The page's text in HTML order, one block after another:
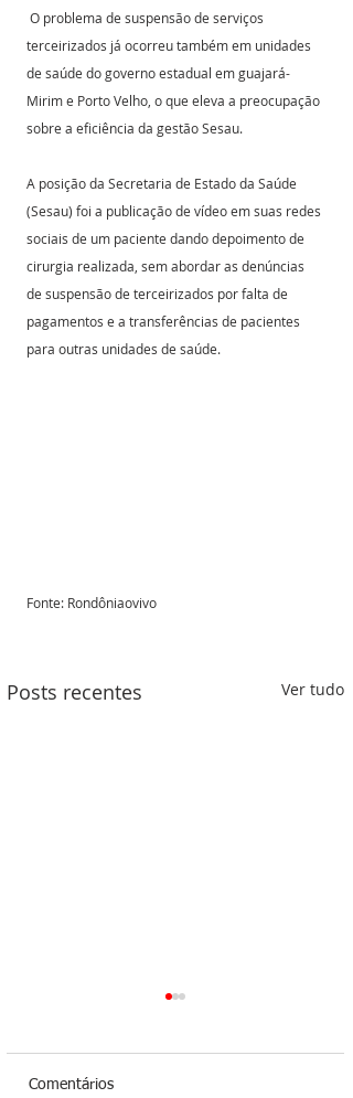
O problema de suspensão de serviços
terceirizados já ocorreu também em unidades
de saúde do governo estadual em guajará-
Mirim e Porto Velho, o que eleva a preocupação
sobre a eficiência da gestão Sesau.
A posição da Secretaria de Estado da Saúde
(Sesau) foi a publicação de vídeo em suas redes
sociais de um paciente dando depoimento de
cirurgia realizada, sem abordar as denúncias
de suspensão de terceirizados por falta de
pagamentos e a transferências de pacientes
para outras unidades de saúde.
Fonte: Rondôniaovivo
Posts recentes Ver tudo
Comentários